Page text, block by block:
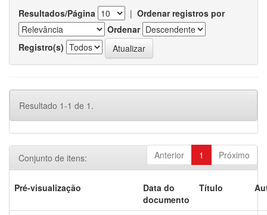
Resultados/Página | Ordenar registros por
Ordenar
Registro(s)
Resultado 1-1 de 1.
Anterior 1 Próximo
Conjunto de itens:
Pré-visualização
Data do
documento
Título